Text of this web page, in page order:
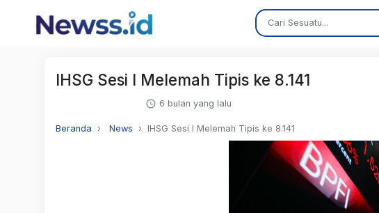
IHSG Sesi I Melemah Tipis ke 8.141
6 bulan yang lalu
Beranda News IHSG Sesi I Melemah Tipis ke 8.141